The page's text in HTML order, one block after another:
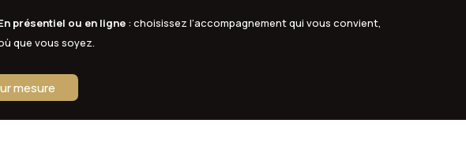
présentiel ou en ligne: choisissez l’accompagnement qui vous convient,
que vous soyez.
mesure